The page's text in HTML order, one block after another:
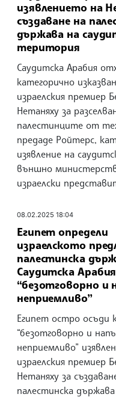
изявлението на
създаване на
държава на
територия
Саудитска Арабия
категорично
израелския премиер
Нетаняху за
палестинците от
предаде Ройтерс,
изявление на
външно
израелски
08.02.2025 18:04
Египет определи
израелското
палестинска
Саудитска
“безотговорно и
неприемливо”
Египет остро осъди
“безотговорно и
неприемливо”
израелския премиер
Нетаняху за
палестинска